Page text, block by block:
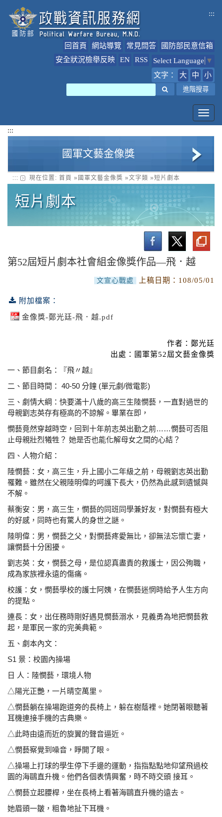
:::
回首頁 網站導覽 常見問答
國防部民意信箱
安全狀況檢舉反映
EN RSS Select Language ▼
文字：
大 中 小
進階搜尋
:::
國軍文藝金像獎
美術類
多媒體類
文字類
短片劇本
音樂類
::: 現在位置: 首頁 » 國軍文藝金像獎 »文字類 »短片劇本
短片劇本
第52屆短片劇本社會組金像獎作品—飛．越
文宣心戰處 上稿日期： 108/05/01
附加檔案：
金像獎-鄭光廷-飛．越.pdf
作者：鄭光廷
出處：國軍第52屆文藝金像獎
一、節目劇名：『飛〃越』
二、節目時間： 40-50 分鐘 (單元劇/微電影)
三、劇情大綱：快要滿十八歲的高三生陸憫藝，一直對過世的
母親劉志英存有極高的不諒解。畢業在即，
憫藝竟然穿越時空，回到十年前志英出勤之前……憫藝可否阻
止母親壯烈犧牲？ 她是否也能化解母女之間的心結？
四、人物介紹：
陸憫藝：女，高三生，升上國小二年級之前，母親劉志英出勤
罹難。雖然在父親陸明偉的呵護下長大，仍然為此感到遺憾與
不解。
蔡衡安：男，高三生，憫藝的同班同學兼好友，對憫藝有極大
的好感，同時也有驚人的身世之謎。
陸明偉：男，憫藝之父，對憫藝疼愛無比，卻無法忘懷亡妻，
讓憫藝十分困擾。
劉志英：女，憫藝之母，是位認真盡責的救護士，因公殉職，
成為家族裡永遠的傷痛。
校護：女，憫藝學校的護士阿姨，在憫藝迷惘時給予人生方向
的提點。
連長：女，出任務時剛好遇見憫藝溺水，見義勇為地把憫藝救
起，是軍民一家的完美典範。
五、劇本內文：
S1 景：校園內操場
日 人：陸憫藝，環境人物
△陽光正艷，一片晴空萬里。
△憫藝躺在操場跑道旁的長椅上，躲在樹蔭裡。她閉著眼聽著
耳機連接手機的古典樂。
△此時由遠而近的旋翼的聲音逼近。
△憫藝察覺到噪音，睜開了眼。
△操場上打球的學生停下手邊的運動，指指點點地仰望飛過校
園的海鷗直升機。他們各個表情興奮，時不時交頭 接耳。
△憫藝立起腰桿，坐在長椅上看著海鷗直升機的遠去。
她眉頭一皺，粗魯地扯下耳機。